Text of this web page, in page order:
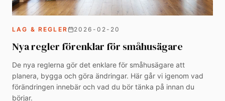
LAG & REGLER 2026-02-20
Nya regler förenklar för småhusägare
De nya reglerna gör det enklare för småhusägare att
planera, bygga och göra ändringar. Här går vi igenom vad
förändringen innebär och vad du bör tänka på innan du
börjar.